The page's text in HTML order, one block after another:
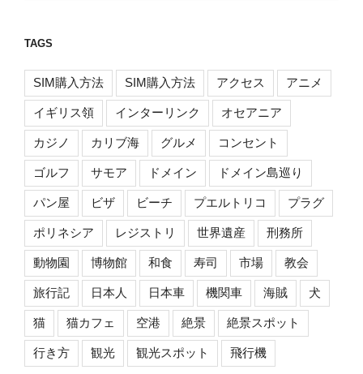
TAGS
SIM購入方法 SIM購入方法 アクセス アニメ
イギリス領 インターリンク オセアニア
カジノ カリブ海 グルメ コンセント
ゴルフ サモア ドメイン ドメイン島巡り
パン屋 ビザ ビーチ プエルトリコ プラグ
ポリネシア レジストリ 世界遺産 刑務所
動物園 博物館 和食 寿司 市場 教会
旅行記 日本人 日本車 機関車 海賊 犬
猫 猫カフェ 空港 絶景 絶景スポット
行き方 観光 観光スポット 飛行機